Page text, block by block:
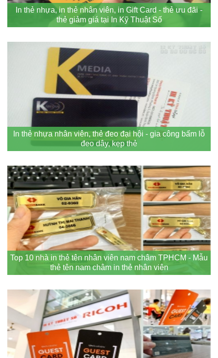
In thẻ nhựa, in thẻ nhân viên, in Gift Card - thẻ ưu đãi -
thẻ giảm giá tại In Kỹ Thuật Số
In thẻ nhựa nhân viên, thẻ đeo đại hội - gia công bấm lỗ
đeo dây, kẹp thẻ
Top 10 nhà in thẻ tên nhân viên nam châm TPHCM - Mẫu
thẻ tên nam châm in thẻ nhân viên